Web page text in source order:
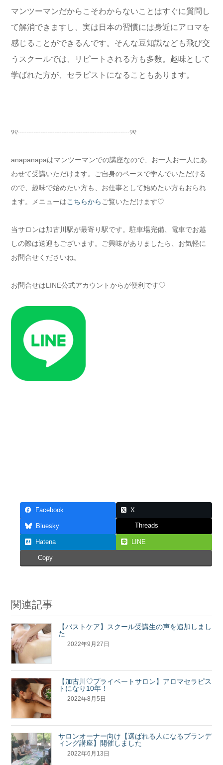
マンツーマンだからこそわからないことはすぐに質問し
て解消できますし、実は日本の習慣には身近にアロマを
感じることができるんです。そんな豆知識なども飛び交
うスクールでは、リピートされる方も多数。趣味として
学ばれた方が、セラピストになることもあります。
୨୧┈┈┈┈┈┈┈┈┈┈┈┈┈┈┈┈୨୧
anapanapaはマンツーマンでの講座なので、お一人お一人にあ
わせて受講いただけます。ご自身のペースで学んでいただける
ので、趣味で始めたい方も、お仕事として始めたい方もおられ
ます。メニューはこちらから ご覧いただけます♡
当サロンは加古川駅が最寄り駅です。駐車場完備、電車でお越
しの際は送迎もございます。ご興味がありましたら、お気軽に
お問合せくださいね。
お問合せはLINE公式アカウントからが便利です♡
Facebook X
Bluesky Threads
Hatena LINE
Copy
関連記事
【バストケア】スクール受講生の声を追加しまし
た
2022年9月27日
【加古川♡プライベートサロン】アロマセラピス
トになり10年！
2022年8月5日
サロンオーナー向け【選ばれる人になるブランデ
ィング講座】開催しました
2022年6月13日